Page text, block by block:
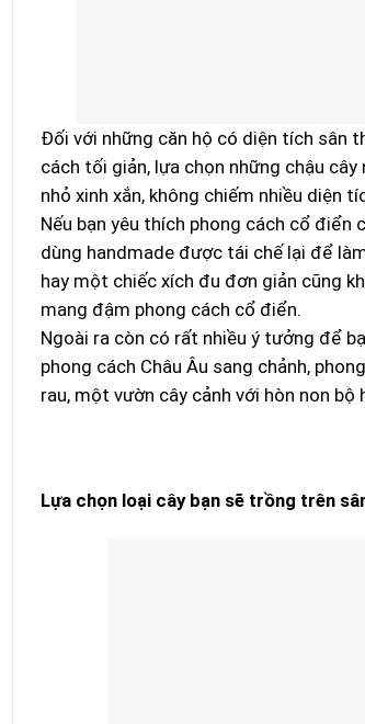
Đối với những căn hộ có diện tích sân
cách tối giản, lựa chọn những chậu
nhỏ xinh xắn, không chiếm nhiều diện
Nếu bạn yêu thích phong cách cổ
dùng handmade được tái chế lại để
hay một chiếc xích đu đơn giản cũng
mang đậm phong cách cổ điển.
Ngoài ra còn có rất nhiều ý tưởng để
phong cách Châu Âu sang chảnh,
rau, một vườn cây cảnh với hòn non
Lựa chọn loại cây bạn sẽ trồng trên